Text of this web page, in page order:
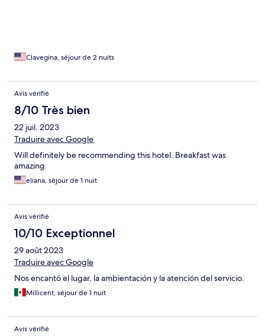
Clavegina, séjour de 2 nuits
Avis vérifié
8/10 Très bien
22 juil. 2023
Traduire avec Google
Will definitely be recommending this hotel. Breakfast was
amazing
eliana, séjour de 1 nuit
Avis vérifié
10/10 Exceptionnel
29 août 2023
Traduire avec Google
Nos encantó el lugar, la ambientación y la atención del servicio.
Millicent, séjour de 1 nuit
Avis vérifié